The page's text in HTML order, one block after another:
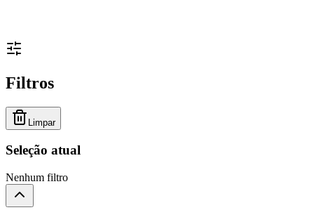
Filtros
Limpar
Seleção atual
Nenhum filtro